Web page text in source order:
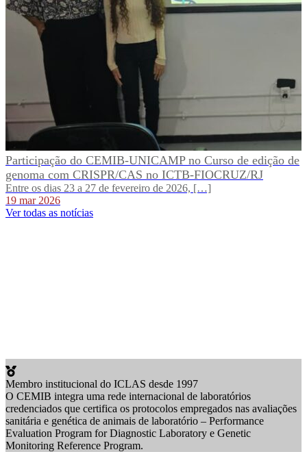
Participação do CEMIB-UNICAMP no Curso de edição de
genoma com CRISPR/CAS no ICTB-FIOCRUZ/RJ
Entre os dias 23 a 27 de fevereiro de 2026, […]
19 mar 2026
Ver todas as notícias
Membro institucional do ICLAS desde 1997
O CEMIB integra uma rede internacional de laboratórios
credenciados que certifica os protocolos empregados nas avaliações
sanitária e genética de animais de laboratório – Performance
Evaluation Program for Diagnostic Laboratory e Genetic
Monitoring Reference Program.